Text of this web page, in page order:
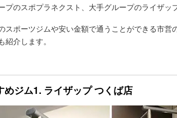
プのスポプラネクスト、大手グループのライザッ
スポーツジムや安い金額で通うことができる市営
介します。
めジム1. ライザップ つくば店